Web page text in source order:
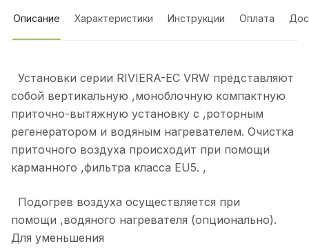
Описание Характеристики Инструкции Оплата
Установки серии RIVIERA-EC VRW представляют
собой вертикальную ,моноблочную компактную
приточно-вытяжную установку с ,роторным
регенератором и водяным нагревателем. Очистка
приточного воздуха происходит при помощи
карманного ,фильтра класса EU5. ,
Подогрев воздуха осуществляется при
помощи ,водяного нагревателя (опционально).
Для уменьшения